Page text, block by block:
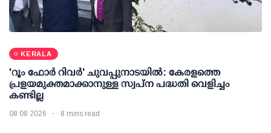
KERALA
'റൂം ഫോര്‍ റിവര്‍' ചുവപ്പുനാടയില്‍: കേരളത്തെ
പ്രളയമുക്തമാക്കാനുള്ള സ്വപ്ന പദ്ധതി വെളിച്ചം
കണ്ടില്ല
08 08 2026 8 mins read